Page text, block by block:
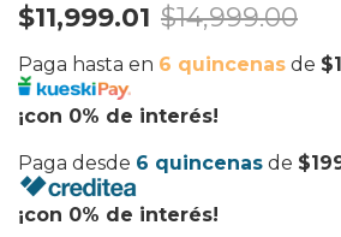
$11,999.01 $14,999.00
Paga hasta en 6 quincenas de
¡con 0% de interés!
Paga desde 6 quincenas de
¡con 0% de interés!